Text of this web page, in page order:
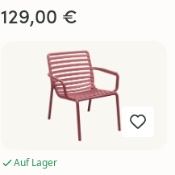
129,00 €
Auf Lager